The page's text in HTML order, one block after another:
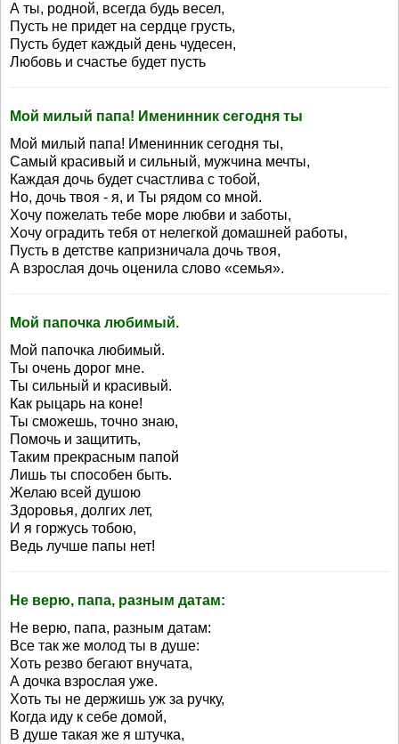
А ты, родной, всегда будь весел,
Пусть не придет на сердце грусть,
Пусть будет каждый день чудесен,
Любовь и счастье будет пусть
Мой милый папа! Именинник сегодня ты
Мой милый папа! Именинник сегодня ты,
Самый красивый и сильный, мужчина мечты,
Каждая дочь будет счастлива с тобой,
Но, дочь твоя - я, и Ты рядом со мной.
Хочу пожелать тебе море любви и заботы,
Хочу оградить тебя от нелегкой домашней работы,
Пусть в детстве капризничала дочь твоя,
А взрослая дочь оценила слово «семья».
Мой папочка любимый.
Мой папочка любимый.
Ты очень дорог мне.
Ты сильный и красивый.
Как рыцарь на коне!
Ты сможешь, точно знаю,
Помочь и защитить,
Таким прекрасным папой
Лишь ты способен быть.
Желаю всей душою
Здоровья, долгих лет,
И я горжусь тобою,
Ведь лучше папы нет!
Не верю, папа, разным датам:
Не верю, папа, разным датам:
Все так же молод ты в душе:
Хоть резво бегают внучата,
А дочка взрослая уже.
Хоть ты не держишь уж за ручку,
Когда иду к себе домой,
В душе такая же я штучка,